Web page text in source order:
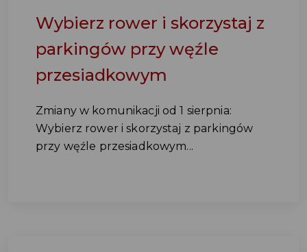
Wybierz rower i skorzystaj z
parkingów przy węźle
przesiadkowym
Zmiany w komunikacji od 1 sierpnia:
Wybierz rower i skorzystaj z parkingów
przy węźle przesiadkowym...